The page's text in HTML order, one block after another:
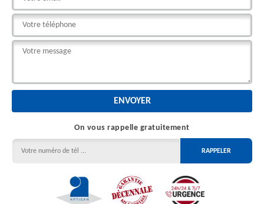
On vous rappelle gratuitement